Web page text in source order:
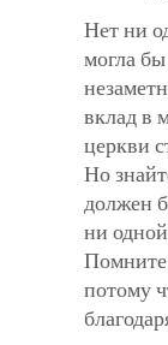
Нет ни
могла
вклад в
церкви
Но
должен
ни
потому